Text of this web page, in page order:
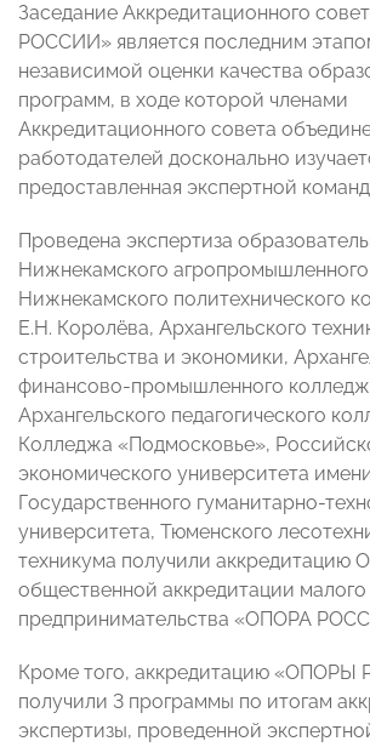
Заседание Аккредитационного
РОССИИ» является последним
независимой оценки качества
программ, в ходе которой членами
Аккредитационного совета
работодателей досконально
предоставленная экспертной
Проведена экспертиза
Нижнекамского
Нижнекамского политехнического
Е.Н. Королёва, Архангельского
строительства и экономики,
финансово-промышленного
Архангельского педагогического
Колледжа «Подмосковье»,
экономического университета
Государственного гуманитарно-
университета, Тюменского
техникума получили аккредитацию
общественной аккредитации малого
предпринимательства «ОПОРА
Кроме того, аккредитацию
получили 3 программы по итогам
экспертизы, проведенной